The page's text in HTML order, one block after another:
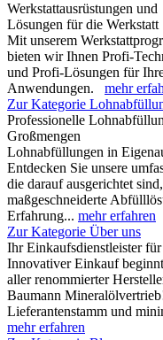
Werkstattausrüstungen und
Lösungen für die Werkstatt
Mit unserem
bieten wir Ihnen Profi-
und Profi-Lösungen für
Anwendungen. mehr
Zur Kategorie
Professionelle
Großmengen
Lohnabfüllungen in
Entdecken Sie unsere
die darauf ausgerichtet
maßgeschneiderte
Erfahrung... mehr erfahren
Zur Kategorie Über uns
Ihr Einkaufsdienstleister
Innovativer Einkauf
aller renommierter
Baumann
Lieferantenstamm und
mehr erfahren